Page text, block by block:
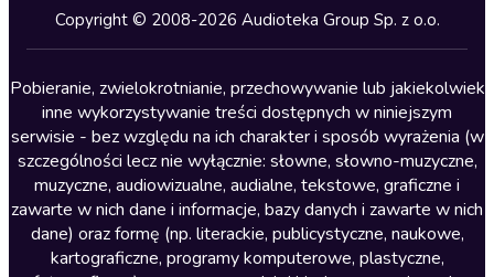
Kryminały
Lektury szkolne
Literatura anglojęzyczna
Literatura faktu
Literatura obyczajowa
Literatura piękna obca
Literatura piękna polska
Copyright © 2008-2026 Audioteka Group Sp. z o.o.
Pobieranie, zwielokrotnianie, przechowywanie lub jakiekolwiek
inne wykorzystywanie treści dostępnych w niniejszym
serwisie - bez względu na ich charakter i sposób wyrażenia (w
szczególności lecz nie wyłącznie: słowne, słowno-muzyczne,
muzyczne, audiowizualne, audialne, tekstowe, graficzne i
zawarte w nich dane i informacje, bazy danych i zawarte w nich
dane) oraz formę (np. literackie, publicystyczne, naukowe,
kartograficzne, programy komputerowe, plastyczne,